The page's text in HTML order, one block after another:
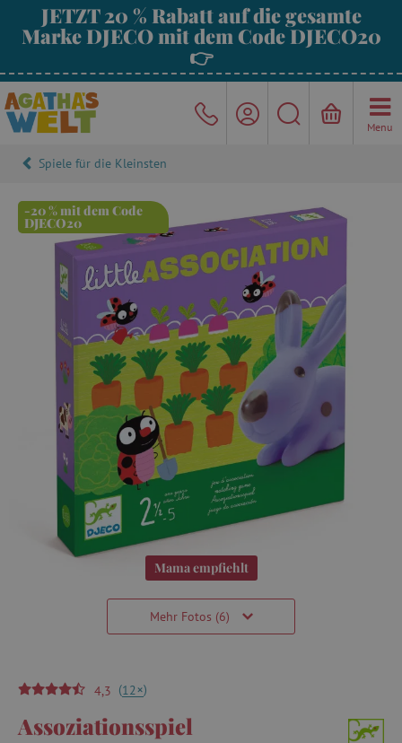
JETZT 20 % Rabatt auf die gesamte
Marke DJECO mit dem Code DJECO20
👉
Menu
Spiele für die Kleinsten
-20 % mit dem Code
DJECO20
Mama empfiehlt
Mehr Fotos (6)
4,3 (12+)
Assoziationsspiel